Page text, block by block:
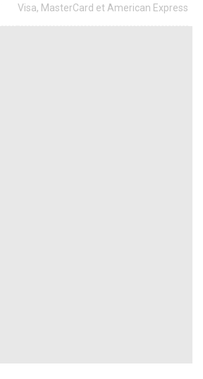
Visa, MasterCard et American Express